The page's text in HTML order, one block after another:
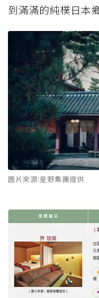
到滿滿的純樸日本
圖片來源:星野集團提供